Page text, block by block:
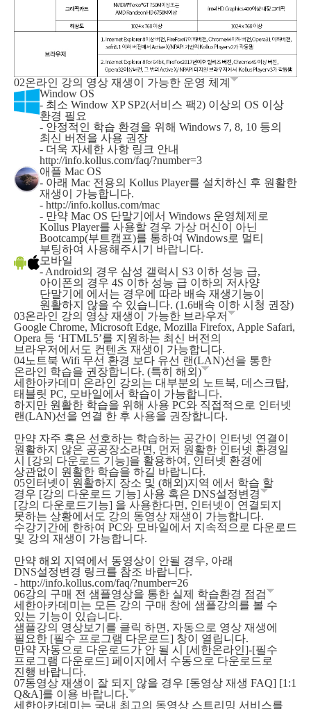
02온라인 강의 영상 재생이 가능한 운영 체계
Window OS
- 최소 Window XP SP2(서비스 팩2) 이상의 OS 이상
환경 필요
- 안정적인 학습 환경을 위해 Windows 7, 8, 10 등의
최신 버전을 사용 권장
- 더욱 자세한 사항 링크 안내
http://info.kollus.com/faq/?number=3
애플 Mac OS
- 아래 Mac 전용의 Kollus Player를 설치하신 후 원활한
재생이 가능합니다.
- http://info.kollus.com/mac
- 만약 Mac OS 단말기에서 Windows 운영체제로
Kollus Player를 사용할 경우 가상 머신이 아닌
Bootcamp(부트캠프)를 통하여 Windows로 멀티
부팅하여 사용해주시기 바랍니다.
모바일
- Android의 경우 삼성 갤럭시 S3 이하 성능 급,
아이폰의 경우 4S 이하 성능 급 이하의 저사양
단말기에 에서는 경우에 따라 배속 재생기능이
원활하지 않을 수 있습니다. (1.6배속 이하 시청 권장)
03온라인 강의 영상 재생이 가능한 브라우저
Google Chrome, Microsoft Edge, Mozilla Firefox, Apple Safari,
Opera 등 ‘HTML5’를 지원하는 최신 버전의
브라우저에서도 컨텐츠 재생이 가능합니다.
04노트북 Wifi 무선 환경 보다 유선 랜(LAN)선을 통한
온라인 학습을 권장합니다. (특히 해외)
세한아카데미 온라인 강의는 대부분의 노트북, 데스크탑,
태블릿 PC, 모바일에서 학습이 가능합니다.
하지만 원활한 학습을 위해 사용 PC와 직접적으로 인터넷
랜(LAN)선을 연결 한 후 사용을 권장합니다.
만약 자주 혹은 선호하는 학습하는 공간이 인터넷 연결이
원활하지 않은 공공장소라면, 먼저 원활한 인터넷 환경일
시 [강의 다운로드 기능]을 활용하여, 인터넷 환경에
상관없이 원활한 학습을 하길 바랍니다.
05인터넷이 원활하지 장소 및 (해외)지역 에서 학습 할
경우 [강의 다운로드 기능] 사용 혹은 DNS설정변경
[강의 다운로드기능] 을 사용한다면, 인터넷이 연결되지
못하는 상황에서도 강의 동영상 재생이 가능합니다.
수강기간에 한하여 PC와 모바일에서 지속적으로 다운로드
및 강의 재생이 가능합니다.
만약 해외 지역에서 동영상이 안될 경우, 아래
DNS설정변경 링크를 참조 바랍니다.
- http://info.kollus.com/faq/?number=26
06강의 구매 전 샘플영상을 통한 실제 학습환경 점검
세한아카데미는 모든 강의 구매 창에 샘플강의를 볼 수
있는 기능이 있습니다.
샘플강의 영상보기를 클릭 하면, 자동으로 영상 재생에
필요한 [필수 프로그램 다운로드] 창이 열립니다.
만약 자동으로 다운로드가 안 될 시 [세한온라인]-[필수
프로그램 다운로드] 페이지에서 수동으로 다운로드로
진행 바랍니다.
07동영상 재생이 잘 되지 않을 경우 [동영상 재생 FAQ] [1:1
Q&A]를 이용 바랍니다.
세한아카데미는 국내 최고의 동영상 스트리밍 서비스를